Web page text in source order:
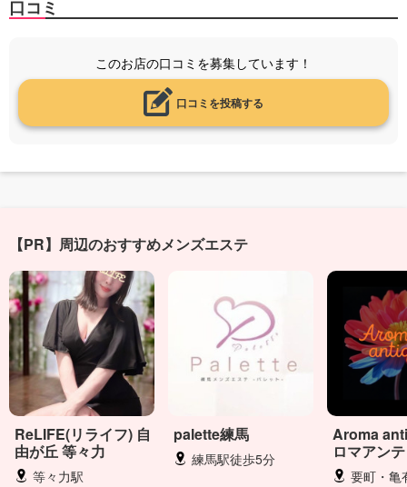
口コミ
このお店の口コミを募集しています！
口コミを投稿する
【PR】周辺のおすすめメンズエステ
ReLIFE(リライフ) 自
由が丘 等々力
等々力駅
palette練馬
練馬駅徒歩5分
Aroma
ロマアン
要町・亀有・